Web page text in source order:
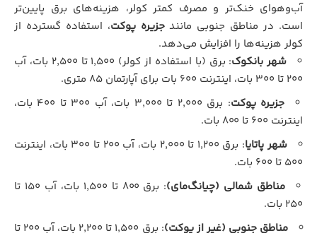
آب‌وهوای خنک‌تر و مصرف کمتر کولر، هزینه‌های برق پایین‌تر
است. در مناطق جنوبی مانندجزیره پوکت، استفاده گسترده از
کولر هزینه‌ها را افزایش می‌دهد.
شهر بانکوک
: برق (با استفاده از کولر) ۱,۵۰۰ تا ۲,۵۰۰ بات، آب
۲۰۰ تا ۳۰۰ بات، اینترنت ۶۰۰ بات برای آپارتمان ۸۵ متری.
جزیره پوکت
: برق ۲,۰۰۰ تا ۳,۰۰۰ بات، آب ۳۰۰ تا ۴۰۰ بات،
اینترنت ۶۰۰ تا ۸۰۰ بات.
شهر پاتایا
: برق ۱,۲۰۰ تا ۲,۰۰۰ بات، آب ۲۰۰ تا ۳۰۰ بات، اینترنت
۵۰۰ تا ۶۰۰ بات.
مناطق شمالی (چیانگ‌مای)
: برق ۸۰۰ تا ۱,۵۰۰ بات، آب ۱۵۰ تا
۲۵۰ بات.
مناطق جنوبی (غیر از پوکت)
: برق ۱,۵۰۰ تا ۲,۲۰۰ بات، آب ۲۰۰ تا